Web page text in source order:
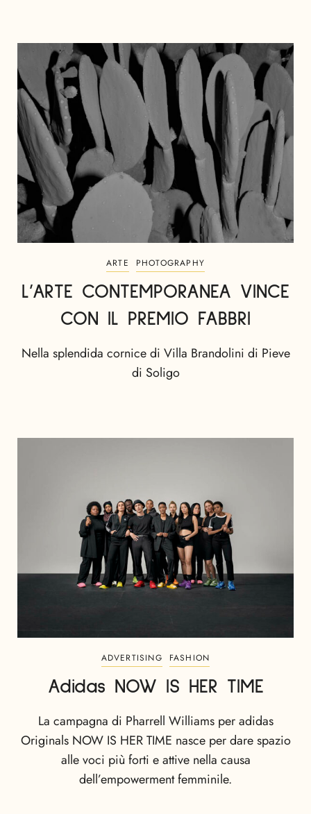
ARTE PHOTOGRAPHY
L’ARTE CONTEMPORANEA VINCE
CON IL PREMIO FABBRI
Nella splendida cornice di Villa Brandolini di Pieve
di Soligo
ADVERTISING FASHION
Adidas NOW IS HER TIME
La campagna di Pharrell Williams per adidas
Originals NOW IS HER TIME nasce per dare spazio
alle voci più forti e attive nella causa
dell’empowerment femminile.